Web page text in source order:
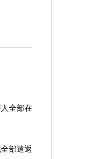
全部在
部遣返